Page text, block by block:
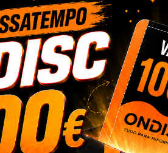
Nenhum Produto